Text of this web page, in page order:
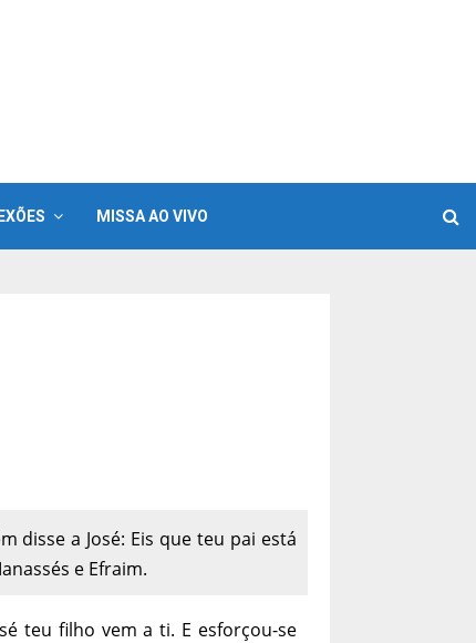
MISSA AO VIVO
disse a José: Eis que teu pai está
e Efraim.
teu filho vem a ti. E esforçou-se